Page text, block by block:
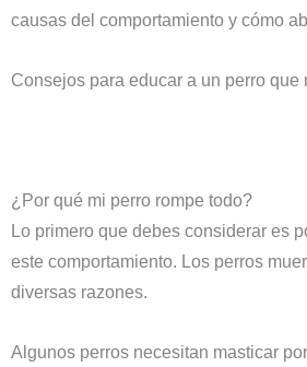
causas del comportamiento y cómo
Consejos para educar a un perro que
¿Por qué mi perro rompe todo?
Lo primero que debes considerar es
este comportamiento. Los perros
diversas razones.
Algunos perros necesitan masticar